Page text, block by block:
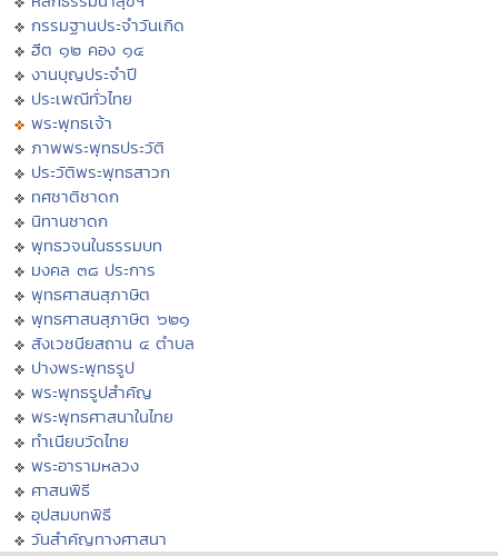
กรรมฐานประจำวันเกิด
ฮีต ๑๒ คอง ๑๔
งานบุญประจำปี
ประเพณีทั่วไทย
พระพุทธเจ้า
ภาพพระพุทธประวัติ
ประวัติพระพุทธสาวก
ทศชาติชาดก
นิทานชาดก
พุทธวจนในธรรมบท
มงคล ๓๘ ประการ
พุทธศาสนสุภาษิต
พุทธศาสนสุภาษิต ๖๒๑
สังเวชนียสถาน ๔ ตำบล
ปางพระพุทธรูป
พระพุทธรูปสำคัญ
พระพุทธศาสนาในไทย
ทำเนียบวัดไทย
พระอารามหลวง
ศาสนพิธี
อุปสมบทพิธี
วันสำคัญทางศาสนา